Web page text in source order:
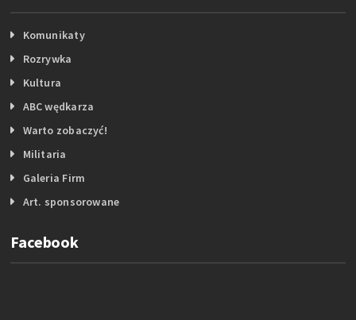
Komunikaty
Rozrywka
Kultura
ABC wędkarza
Warto zobaczyć!
Militaria
Galeria Firm
Art. sponsorowane
Facebook